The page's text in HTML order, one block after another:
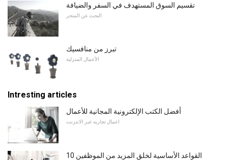
تقسيم السوق المستهدف في السفر والضيافة
البحث عن المتجر
تبرز من منافسيك
الأعمال المنزلية
Intresting articles
أفضل الكتب الإلكترونية المجانية للأعمال
اعمال تجاريه عبر الانترنت
10 القواعد الأساسية لخلق المزيد من الموظفين